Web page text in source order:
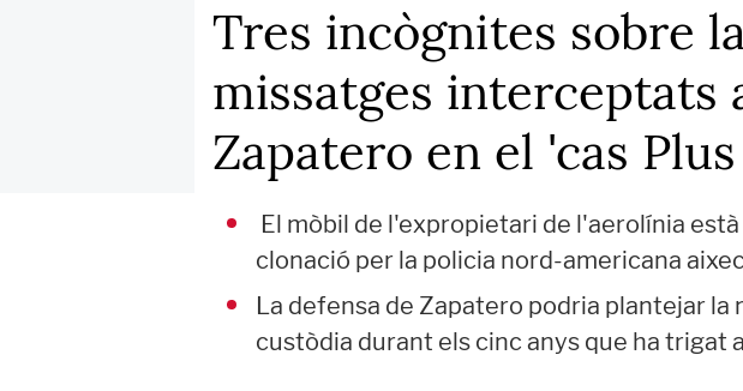
Tres incògnites sobre
missatges interceptats
Zapatero en el 'cas
El mòbil de l'expropietari de l'aerolínia
clonació per la policia nord-americana
La defensa de Zapatero podria plantejar la
custòdia durant els cinc anys que ha trigat